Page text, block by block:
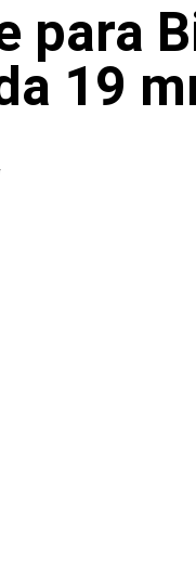
para
19